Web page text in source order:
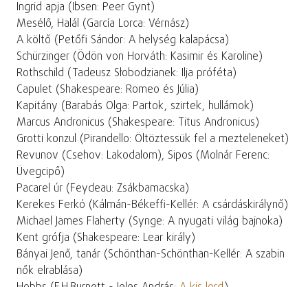
Ingrid apja (Ibsen: Peer Gynt)
Mesélő, Halál (García Lorca: Vérnász)
A költő (Petőfi Sándor: A helység kalapácsa)
Schürzinger (Ödön von Horváth: Kasimir és Karoline)
Rothschild (Tadeusz Słobodzianek: Ilja próféta)
Capulet (Shakespeare: Romeo és Júlia)
Kapitány (Barabás Olga: Partok, szirtek, hullámok)
Marcus Andronicus (Shakespeare: Titus Andronicus)
Grotti konzul (Pirandello: Öltöztessük fel a mezteleneket)
Revunov (Csehov: Lakodalom), Sipos (Molnár Ferenc:
Üvegcipő)
Pacarel úr (Feydeau: Zsákbamacska)
Kerekes Ferkó (Kálmán-Békeffi-Kellér: A csárdáskirálynő)
Michael James Flaherty (Synge: A nyugati világ bajnoka)
Kent grófja (Shakespeare: Lear király)
Bányai Jenő, tanár (Schönthan-Schönthan-Kellér: A szabin
nők elrablása)